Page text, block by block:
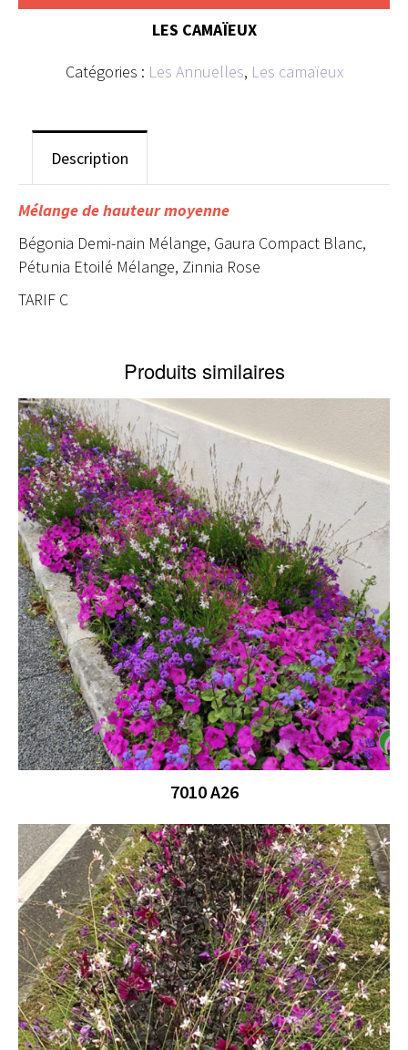
LES CAMAÏEUX
Catégories : Les Annuelles, Les camaïeux
Description
Mélange de hauteur moyenne
Bégonia Demi-nain Mélange, Gaura Compact Blanc,
Pétunia Etoilé Mélange, Zinnia Rose
TARIF C
Produits similaires
7010 A26